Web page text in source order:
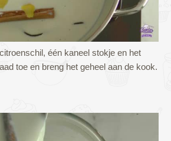
één kaneel stokje en het
toe en breng het geheel aan de kook.